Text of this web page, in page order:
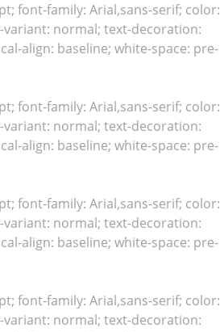
font-family: Arial,sans-serif; color:
normal; text-decoration:
align: baseline; white-space: pre-
font-family: Arial,sans-serif; color:
normal; text-decoration:
align: baseline; white-space: pre-
font-family: Arial,sans-serif; color:
normal; text-decoration:
align: baseline; white-space: pre-
font-family: Arial,sans-serif; color:
normal; text-decoration: